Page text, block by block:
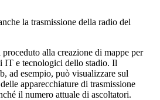
la trasmissione della radio del
alla creazione di mappe per
IT e tecnologici dello stadio. Il
ad esempio, può visualizzare sul
apparecchiature di trasmissione
il numero attuale di ascoltatori.